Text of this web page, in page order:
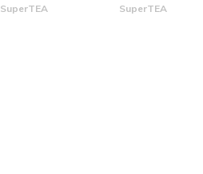
SuperTEA SuperTEA